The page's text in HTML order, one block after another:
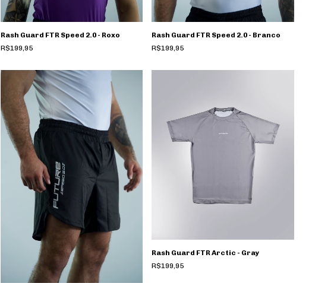
Rash Guard FTR Speed 2.0 - Roxo
R$199,95
Rash Guard FTR Speed 2.0 - Branco
R$199,95
Rash Guard FTR Arctic - Gray
R$199,95